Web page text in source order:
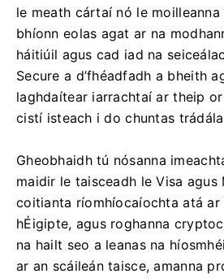
le meath cártaí nó le moilleanna
bhíonn eolas agat ar na
háitiúil agus cad iad na
Secure a d’fhéadfadh a bheith
laghdaítear iarrachtaí ar theip
cistí isteach i do chuntas
Gheobhaidh tú nósanna
maidir le taisceadh le Visa agus
coitianta ríomhíocaíochta atá
hÉigipte, agus roghanna
na hailt seo a leanas na
ar an scáileán taisce, amanna